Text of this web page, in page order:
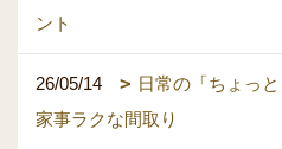
ント
26/05/14
日常の「ちょっ
家事ラクな間取り